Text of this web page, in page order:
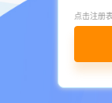
你是不是每天
你是不是每个
点击注册